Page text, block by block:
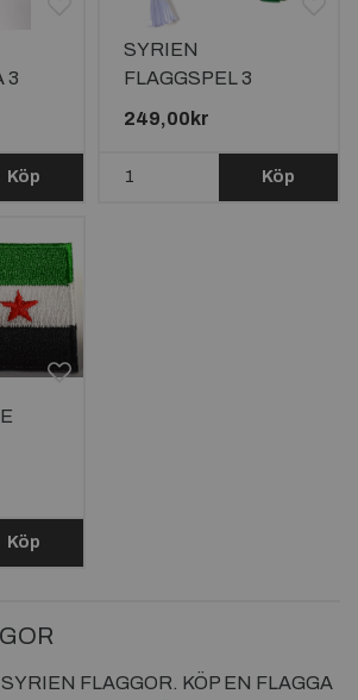
3
Köp
SYRIEN
FLAGGSPEL 3
STJÄRNOR 6
METER LÅNGT MED
249,00kr
Köp
Köp
FLAGGOR. KÖP EN FLAGGA